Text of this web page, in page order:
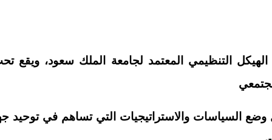
التنظيمي المعتمد لجامعة الملك سعود،
السياسات والاستراتيجيات التي تساهم في توحيد